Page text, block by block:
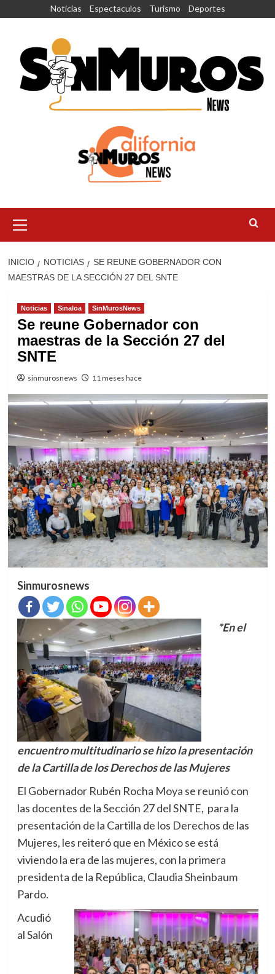
Noticias Espectaculos Turismo Deportes
principal
INICIO NOTICIAS
SE REUNE GOBERNADOR CON
MAESTRAS DE LA SECCIÓN 27 DEL SNTE
Noticias Sinaloa SinMurosNews
Se reune Gobernador con
maestras de la Sección 27 del
SNTE
sinmurosnews 11 meses hace
Sinmurosnews
*En el
encuentro multitudinario se hizo la presentación
de la Cartilla de los Derechos de las Mujeres
El Gobernador Rubén Rocha Moya se reunió con
las docentes de la Sección 27 del SNTE, para la
presentación de la Cartilla de los Derechos de las
Mujeres, les reiteró que en México se está
viviendo la era de las mujeres, con la primera
presidenta de la República, Claudia Sheinbaum
Pardo.
Acudió
al Salón